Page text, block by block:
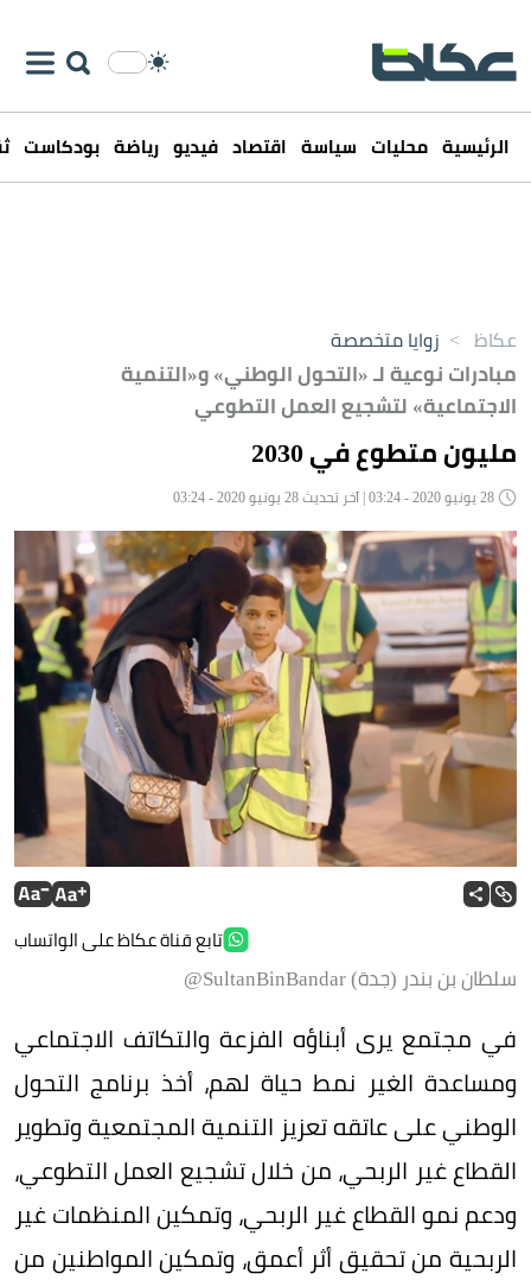
الرئيسية محليات سياسة اقتصاد فيديو رياضة بودكاست
عكاظ > زوايا متخصصة
مبادرات نوعية لـ «التحول الوطني» و«التنمية
الاجتماعية» لتشجيع العمل التطوعي
مليون متطوع في 2030
تابع قناة عكاظ على الواتساب
سلطان بن بندر (جدة) SultanBinBandar@
في مجتمع يرى أبناؤه الفزعة والتكاتف الاجتماعي
ومساعدة الغير نمط حياة لهم، أخذ برنامج التحول
الوطني على عاتقه تعزيز التنمية المجتمعية وتطوير
القطاع غير الربحي، من خلال تشجيع العمل التطوعي،
ودعم نمو القطاع غير الربحي، وتمكين المنظمات غير
الربحية من تحقيق أثر أعمق، وتمكين المواطنين من